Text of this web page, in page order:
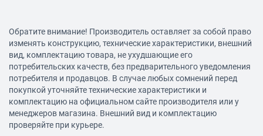
Обратите внимание! Производитель оставляет за собой право
изменять конструкцию, технические характеристики, внешний
вид, комплектацию товара, не ухудшающие его
потребительских качеств, без предварительного уведомления
потребителя и продавцов. В случае любых сомнений перед
покупкой уточняйте технические характеристики и
комплектацию на официальном сайте производителя или у
менеджеров магазина. Внешний вид и комплектацию
проверяйте при курьере.